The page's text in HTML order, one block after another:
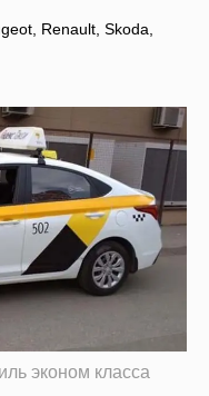
Renault, Skoda,
эконом класса